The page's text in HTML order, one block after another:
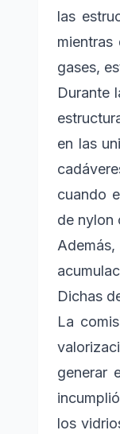
las
gases,
Durante
en las
cuando
de nylon
Dichas
La
generar
los